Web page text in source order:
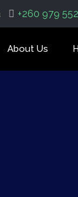
+260 979
About Us